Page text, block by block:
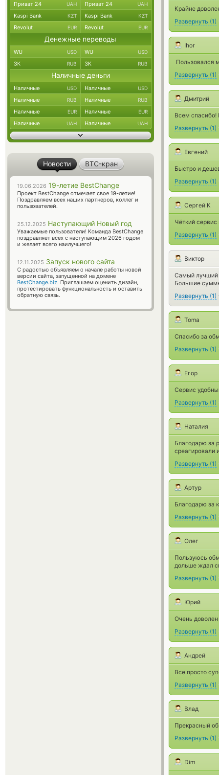
Крайне
Развернуть (1)
Ihor
Пользовался
Развернуть (1)
Дмитрий
Всем
Развернуть (1)
Евгений
Быстро и
Развернуть (1)
Сергей К
Чёткий
Развернуть (1)
Виктор
Самый лучший
Большие
Развернуть (1)
Toma
Спасибо за
Развернуть (1)
Егор
Сервис
Развернуть (1)
Наталия
Благодарю за
среагировали
Развернуть (1)
Артур
Благодарю за
Развернуть (1)
Олег
Пользуюсь
дольше ждал
Развернуть (1)
Юрий
Очень
Развернуть (1)
Андрей
Все просто
Развернуть (1)
Влад
Прекрасный
Развернуть (1)
Dim
Приват 24 UAH Приват 24 UAH
Kaspi Bank KZT Kaspi Bank KZT
Revolut EUR Revolut EUR
Денежные переводы
WU USD WU USD
ЗК RUB ЗК RUB
Наличные деньги
Наличные USD Наличные USD
Наличные RUB Наличные RUB
Наличные EUR Наличные EUR
Наличные UAH Наличные UAH
Новости BTC-кран
19.06.2026 19-летие BestChange
Проект BestChange отмечает свое 19-летие!
Поздравляем всех наших партнеров, коллег и
пользователей.
25.12.2025 Наступающий Новый год
Уважаемые пользователи! Команда BestChange
поздравляет всех с наступающим 2026 годом
и желает всего наилучшего!
12.11.2025 Запуск нового сайта
С радостью объявляем о начале работы новой
версии сайта, запущенной на домене
BestChange.biz. Приглашаем оценить дизайн,
протестировать функциональность и оставить
обратную связь.